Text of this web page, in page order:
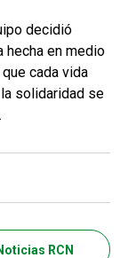
decidió
hecha en medio
cada vida
solidaridad se
RCN